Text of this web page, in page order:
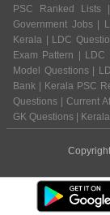
PSC Ranked Lists
Government Jobs |
Kerala | LDC
Exam Pattern | LDC
Model Questions |
Bank | Kerala PSC
Questions | Current
GK Questions |